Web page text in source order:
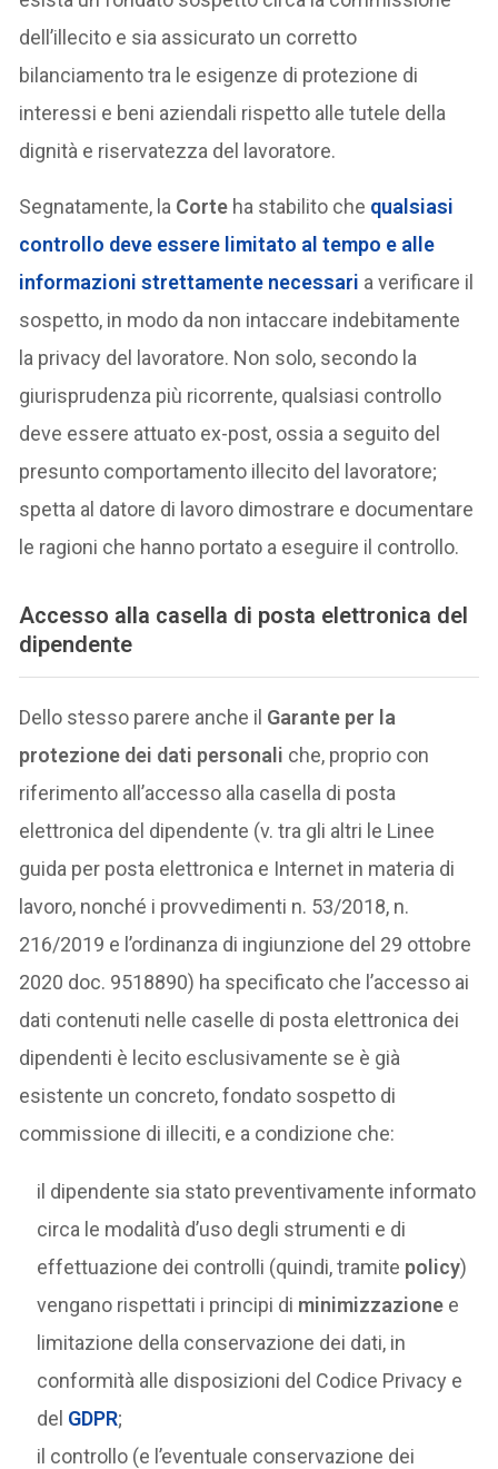
dell’illecito e sia assicurato un corretto
bilanciamento tra le esigenze di protezione di
interessi e beni aziendali rispetto alle tutele della
dignità e riservatezza del lavoratore.
Segnatamente, la Corte ha stabilito che qualsiasi
controllo deve essere limitato al tempo e alle
informazioni strettamente necessari a verificare il
sospetto, in modo da non intaccare indebitamente
la privacy del lavoratore. Non solo, secondo la
giurisprudenza più ricorrente, qualsiasi controllo
deve essere attuato ex-post, ossia a seguito del
presunto comportamento illecito del lavoratore;
spetta al datore di lavoro dimostrare e documentare
le ragioni che hanno portato a eseguire il controllo.
Accesso alla casella di posta elettronica del
dipendente
Dello stesso parere anche il Garante per la
protezione dei dati personali che, proprio con
riferimento all’accesso alla casella di posta
elettronica del dipendente (v. tra gli altri le Linee
guida per posta elettronica e Internet in materia di
lavoro, nonché i provvedimenti n. 53/2018, n.
216/2019 e l’ordinanza di ingiunzione del 29 ottobre
2020 doc. 9518890) ha specificato che l’accesso ai
dati contenuti nelle caselle di posta elettronica dei
dipendenti è lecito esclusivamente se è già
esistente un concreto, fondato sospetto di
commissione di illeciti, e a condizione che:
il dipendente sia stato preventivamente informato
circa le modalità d’uso degli strumenti e di
effettuazione dei controlli (quindi, tramite policy)
vengano rispettati i principi di minimizzazione e
limitazione della conservazione dei dati, in
conformità alle disposizioni del Codice Privacy e
del GDPR;
il controllo (e l’eventuale conservazione dei